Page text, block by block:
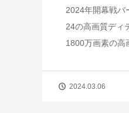
2024年開幕戦バ
24の高画質ディ
1800万画素の高
2024.03.06